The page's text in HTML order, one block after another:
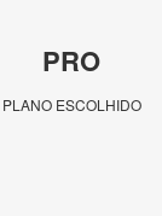
PRO
PLANO ESCOLHIDO